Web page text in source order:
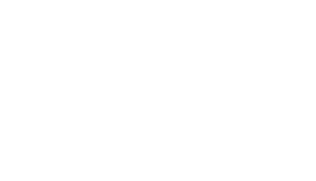
底塌陷